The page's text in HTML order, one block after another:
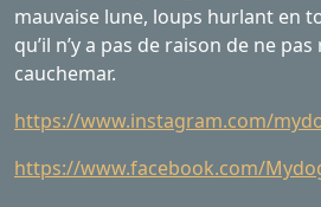
mauvaise lune, loups hurlant en
qu’il n’y a pas de raison de ne
cauchemar.
https://www.instagram.com/
https://www.facebook.com/